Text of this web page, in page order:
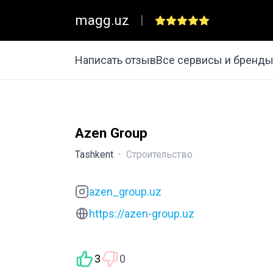
magg.uz |
Написать отзывВсе сервисы и бренды
Azen Group
Tashkent · Строительство
azen_group.uz
https://azen-group.uz
3 0